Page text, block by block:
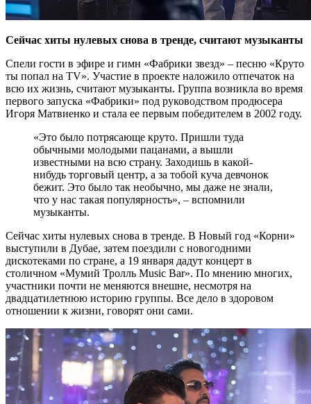
Сейчас хиты нулевых снова в тренде, считают музыканты
Спели гости в эфире и гимн «Фабрики звезд» – песню «Круто
ты попал на TV». Участие в проекте наложило отпечаток на
всю их жизнь, считают музыканты. Группа возникла во время
первого запуска «Фабрики» под руководством продюсера
Игоря Матвиенко и стала ее первым победителем в 2002 году.
«Это было потрясающе круто. Пришли туда
обычными молодыми пацанами, а вышли
известными на всю страну. Заходишь в какой-
нибудь торговый центр, а за тобой куча девчонок
бежит. Это было так необычно, мы даже не знали,
что у нас такая популярность», – вспомнили
музыканты.
Сейчас хиты нулевых снова в тренде. В Новый год «Корни»
выступили в Дубае, затем поездили с новогодними
дискотеками по стране, а 19 января дадут концерт в
столичном «Мумий Тролль Music Bar». По мнению многих,
участники почти не меняются внешне, несмотря на
двадцатилетнюю историю группы. Все дело в здоровом
отношении к жизни, говорят они сами.